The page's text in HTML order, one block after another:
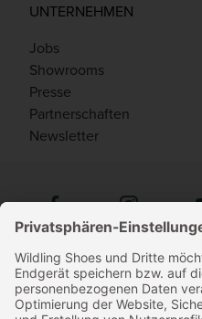
UNTERNEHMEN
Jobs
Showrooms
Presse
Partnerschaften
Newsletter